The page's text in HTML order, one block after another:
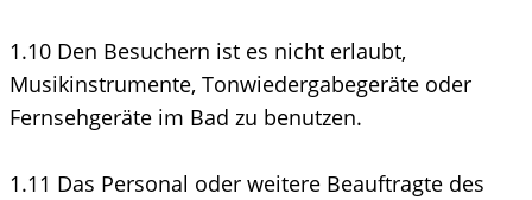
1.10 Den Besuchern ist es nicht erlaubt,
Musikinstrumente, Tonwiedergabegeräte oder
Fernsehgeräte im Bad zu benutzen.
1.11 Das Personal oder weitere Beauftragte des